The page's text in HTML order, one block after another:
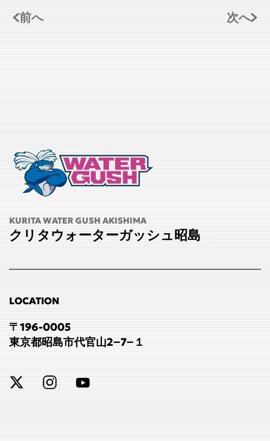
前へ 次へ
記事一覧へ戻る
KURITA WATER GUSH AKISHIMA
クリタウォーターガッシュ昭島
LOCATION
〒196-0005
東京都昭島市代官山2−7−１